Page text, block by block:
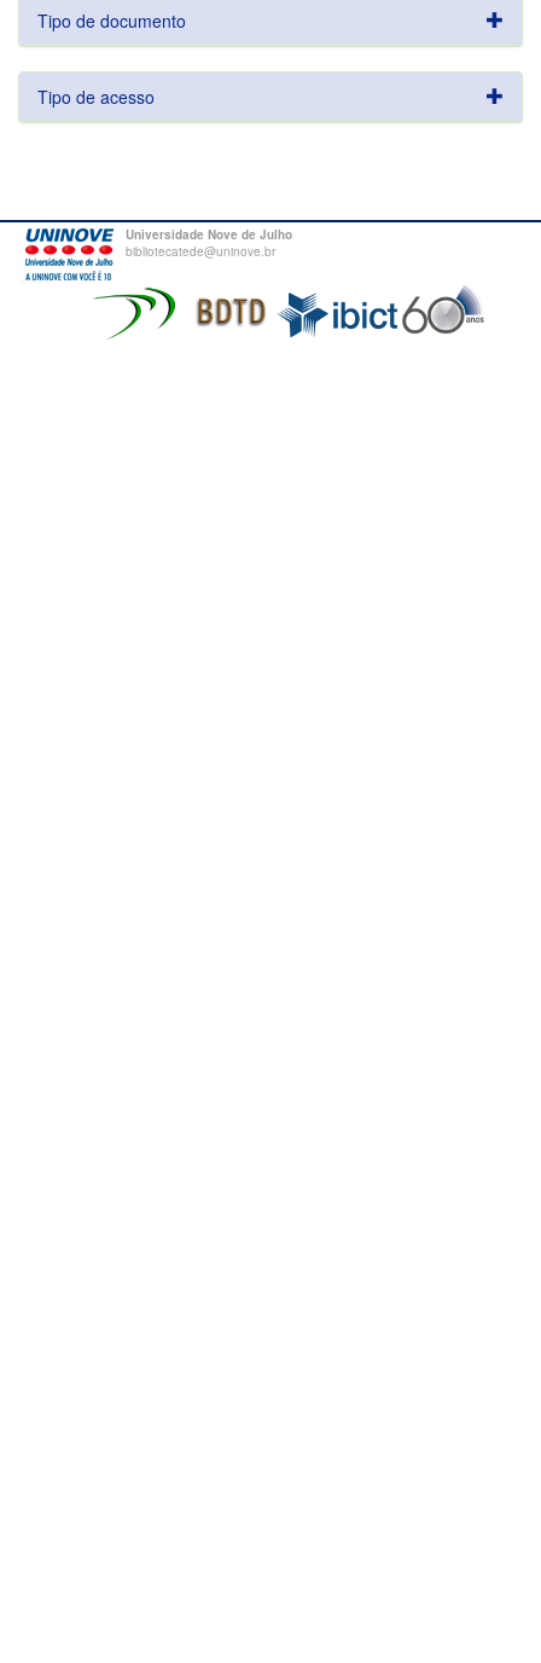
Tipo de documento
Tipo de acesso
Universidade Nove de Julho
bibliotecatede@uninove.br